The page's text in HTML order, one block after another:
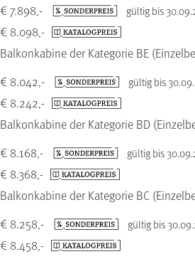
Balkonkabine der Kategorie BE
€ 7.898,- gültig bis
€ 8.098,-
Balkonkabine der Kategorie BD
€ 8.042,- gültig bis
€ 8.242,-
Balkonkabine der Kategorie BC
€ 8.168,- gültig bis
€ 8.368,-
€ 8.258,- gültig bis
€ 8.458,-